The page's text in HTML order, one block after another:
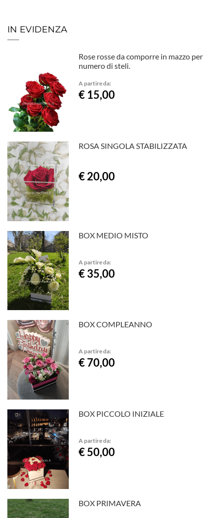
IN EVIDENZA
Rose rosse da comporre in mazzo per
numero di steli.
A partire da:
€ 15,00
ROSA SINGOLA STABILIZZATA
€ 20,00
BOX MEDIO MISTO
A partire da:
€ 35,00
BOX COMPLEANNO
A partire da:
€ 70,00
BOX PICCOLO INIZIALE
A partire da:
€ 50,00
BOX PRIMAVERA